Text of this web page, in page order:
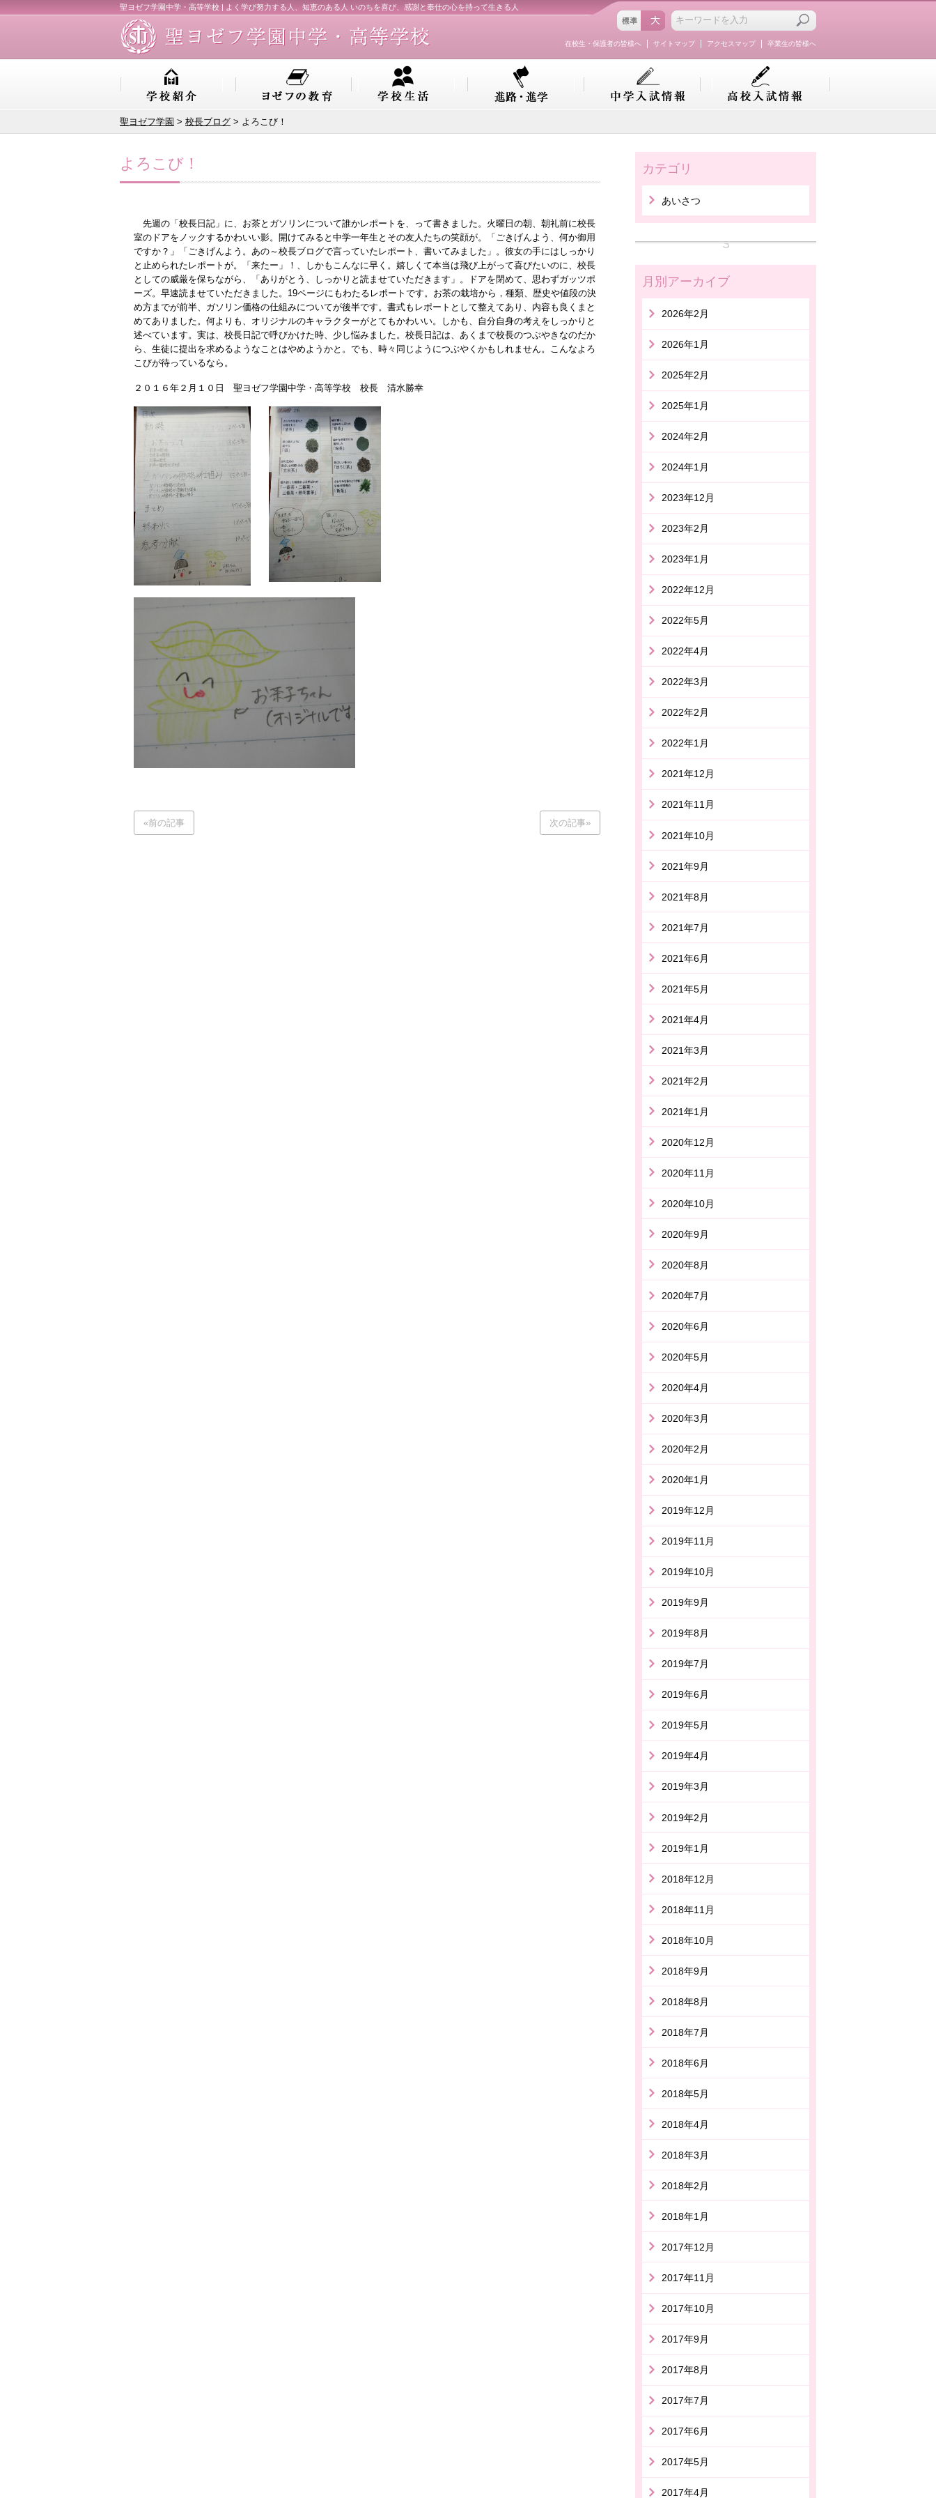
聖ヨゼフ学園中学・高等学校 | よく学び努力する人、知恵のある人 いのちを喜び、感謝と奉仕の心を持って生きる人
卒業生の皆様へ
アクセスマップ
サイトマップ
在校生・保護者の皆様へ
聖ヨゼフ学園 > 校長ブログ > よろこび！
よろこび！
先週の「校長日記」に、お茶とガソリンについて誰かレポートを、って書きました。火曜日の朝、朝礼前に校長
室のドアをノックするかわいい影。開けてみると中学一年生とその友人たちの笑顔が。「ごきげんよう、何か御用
ですか？」「ごきげんよう。あの～校長ブログで言っていたレポート、書いてみました」。彼女の手にはしっかり
と止められたレポートが。「来たー」！、しかもこんなに早く。嬉しくて本当は飛び上がって喜びたいのに、校長
としての威厳を保ちながら、「ありがとう、しっかりと読ませていただきます」。ドアを閉めて、思わずガッツポ
ーズ。早速読ませていただきました。19ページにもわたるレポートです。お茶の栽培から，種類、歴史や値段の決
め方までが前半、ガソリン価格の仕組みについてが後半です。書式もレポートとして整えてあり、内容も良くまと
めてありました。何よりも、オリジナルのキャラクターがとてもかわいい。しかも、自分自身の考えをしっかりと
述べています。実は、校長日記で呼びかけた時、少し悩みました。校長日記は、あくまで校長のつぶやきなのだか
ら、生徒に提出を求めるようなことはやめようかと。でも、時々同じようにつぶやくかもしれません。こんなよろ
こびが待っているなら。
２０１６年２月１０日 聖ヨゼフ学園中学・高等学校 校長 清水勝幸
«前の記事 次の記事»
カテゴリ
あいさつ
月別アーカイブ
2026年2月
2026年1月
2025年2月
2025年1月
2024年2月
2024年1月
2023年12月
2023年2月
2023年1月
2022年12月
2022年5月
2022年4月
2022年3月
2022年2月
2022年1月
2021年12月
2021年11月
2021年10月
2021年9月
2021年8月
2021年7月
2021年6月
2021年5月
2021年4月
2021年3月
2021年2月
2021年1月
2020年12月
2020年11月
2020年10月
2020年9月
2020年8月
2020年7月
2020年6月
2020年5月
2020年4月
2020年3月
2020年2月
2020年1月
2019年12月
2019年11月
2019年10月
2019年9月
2019年8月
2019年7月
2019年6月
2019年5月
2019年4月
2019年3月
2019年2月
2019年1月
2018年12月
2018年11月
2018年10月
2018年9月
2018年8月
2018年7月
2018年6月
2018年5月
2018年4月
2018年3月
2018年2月
2018年1月
2017年12月
2017年11月
2017年10月
2017年9月
2017年8月
2017年7月
2017年6月
2017年5月
2017年4月